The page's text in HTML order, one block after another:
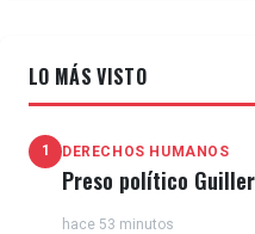
LO MÁS VISTO
1 DERECHOS HUMANOS
Preso político
hace 53 minutos